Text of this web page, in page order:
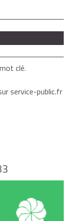
clé.
service-public.fr